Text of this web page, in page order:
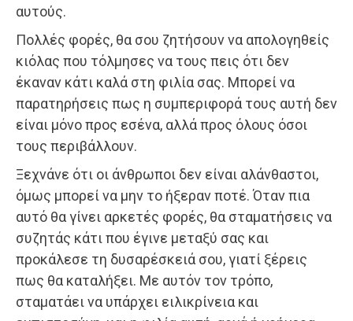
αυτούς.
Πολλές φορές, θα σου ζητήσουν να απολογηθείς
κιόλας που τόλμησες να τους πεις ότι δεν
έκαναν κάτι καλά στη φιλία σας. Μπορεί να
παρατηρήσεις πως η συμπεριφορά τους αυτή δεν
είναι μόνο προς εσένα, αλλά προς όλους όσοι
τους περιβάλλουν.
Ξεχνάνε ότι οι άνθρωποι δεν είναι αλάνθαστοι,
όμως μπορεί να μην το ήξεραν ποτέ. Όταν πια
αυτό θα γίνει αρκετές φορές, θα σταματήσεις να
συζητάς κάτι που έγινε μεταξύ σας και
προκάλεσε τη δυσαρέσκειά σου, γιατί ξέρεις
πως θα καταλήξει. Με αυτόν τον τρόπο,
σταματάει να υπάρχει ειλικρίνεια και